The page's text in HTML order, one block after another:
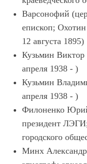
Варсонофий
епископ;
12 августа 1895)
Кузьмин
апреля 1938 - )
Кузьмин
апреля 1938 - )
Филоненко
президент
городского
Минх Александр